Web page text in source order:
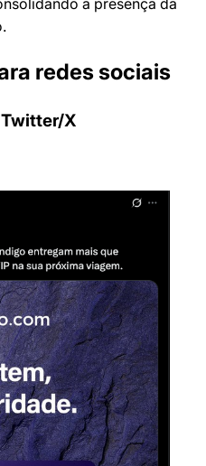
redes sociais
X